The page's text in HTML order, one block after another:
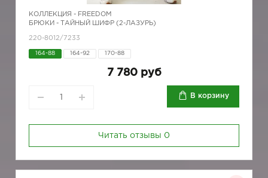
КОЛЛЕКЦИЯ - FREEDOM
БРЮКИ - ТАЙНЫЙ ШИФР (2-ЛАЗУРЬ)
220-8012/7233
164-88 164-92 170-88
7 780 руб
В корзину
Читать отзывы 0